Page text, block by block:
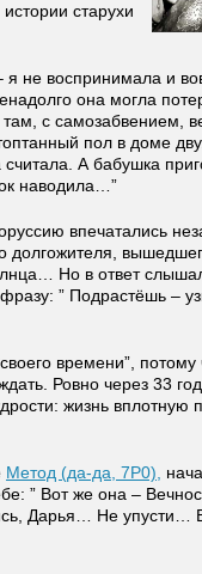
старухи
не воспринимала и
она могла
с самозабвением,
пол в доме
А бабушка
наводила…”
впечатались
долгожителя,
Но в ответ
” Подрастёшь –
времени”, потому
Ровно через 33
жизнь вплотную
Метод (да-да, 7Р0),
” Вот же она –
Дарья… Не упусти…